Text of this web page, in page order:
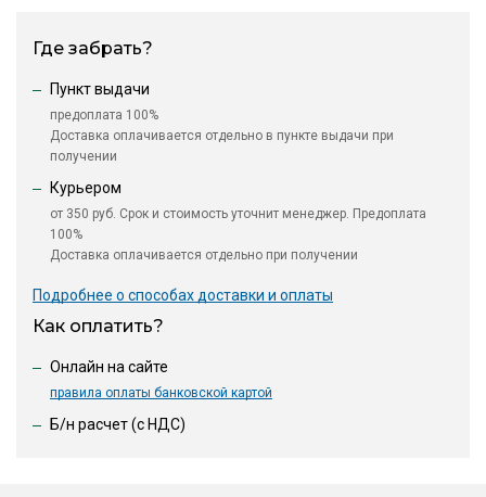
Где забрать?
Пункт выдачи
предоплата 100%
Доставка оплачивается отдельно в пункте выдачи при
получении
Курьером
от 350 руб. Срок и стоимость уточнит менеджер. Предоплата
100%
Доставка оплачивается отдельно при получении
Подробнее о способах доставки и оплаты
Как оплатить?
Онлайн на сайте
правила оплаты банковской картой
Б/н расчет (c НДС)